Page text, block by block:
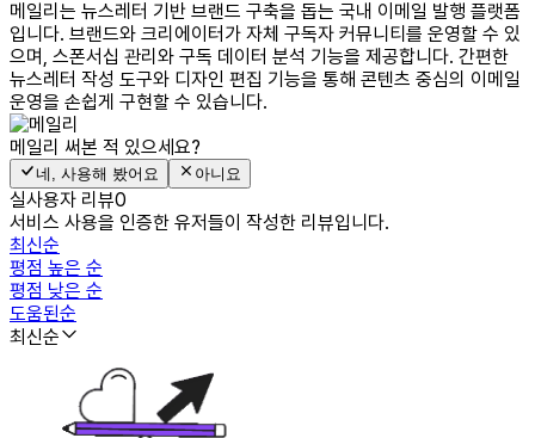
메일리는 뉴스레터 기반 브랜드 구축을 돕는 국내 이메일 발행 플랫폼
입니다. 브랜드와 크리에이터가 자체 구독자 커뮤니티를 운영할 수 있
으며, 스폰서십 관리와 구독 데이터 분석 기능을 제공합니다. 간편한
뉴스레터 작성 도구와 디자인 편집 기능을 통해 콘텐츠 중심의 이메일
운영을 손쉽게 구현할 수 있습니다.
메일리 써본 적 있으세요?
네, 사용해 봤어요 아니요
실사용자 리뷰0
서비스 사용을 인증한 유저들이 작성한 리뷰입니다.
최신순
평점 높은 순
평점 낮은 순
도움된순
최신순